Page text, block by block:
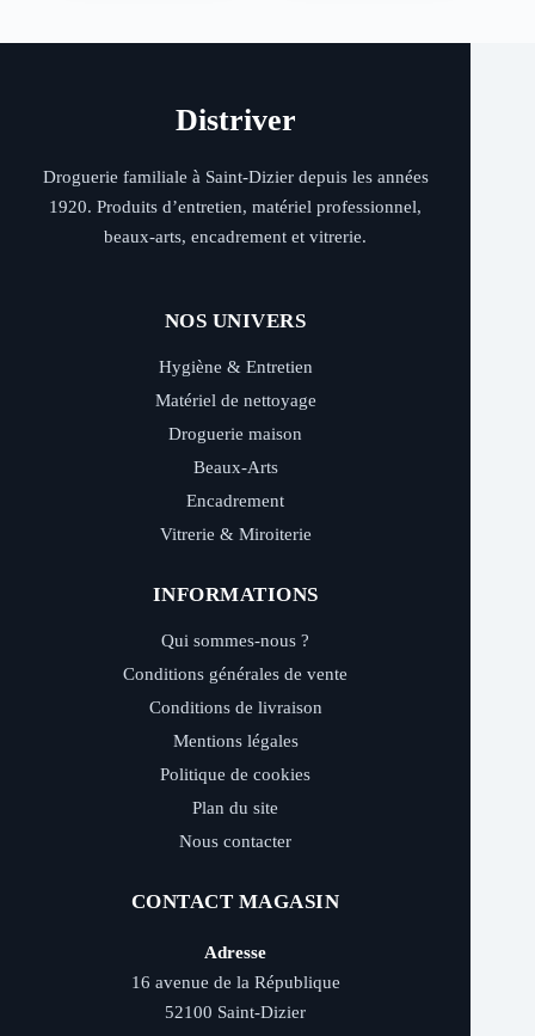
Distriver
Droguerie familiale à Saint-Dizier depuis les années
1920. Produits d’entretien, matériel professionnel,
beaux-arts, encadrement et vitrerie.
NOS UNIVERS
Hygiène & Entretien
Matériel de nettoyage
Droguerie maison
Beaux-Arts
Encadrement
Vitrerie & Miroiterie
INFORMATIONS
Qui sommes-nous ?
Conditions générales de vente
Conditions de livraison
Mentions légales
Politique de cookies
Plan du site
Nous contacter
CONTACT MAGASIN
Adresse
16 avenue de la République
52100 Saint-Dizier